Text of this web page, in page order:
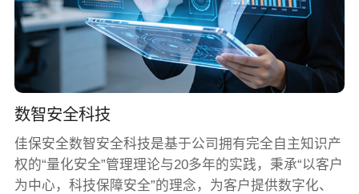
数智安全科技
佳保安全数智安全科技是基于公司拥有完全自主知识产
权的“量化安全”管理理论与20多年的实践，秉承“以客户
为中心，科技保障安全”的理念，为客户提供数字化、